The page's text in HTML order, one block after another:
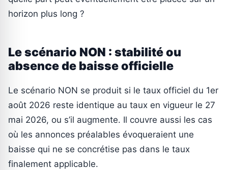
horizon plus long ?
Le scénario NON : stabilité ou
absence de baisse officielle
Le scénario NON se produit si le taux officiel du 1er
août 2026 reste identique au taux en vigueur le 27
mai 2026, ou s’il augmente. Il couvre aussi les cas
où les annonces préalables évoqueraient une
baisse qui ne se concrétise pas dans le taux
finalement applicable.